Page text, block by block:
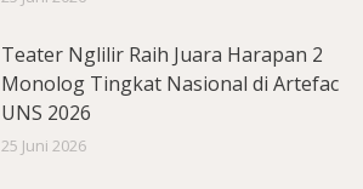
Teater Nglilir Raih Juara Harapan 2
Monolog Tingkat Nasional di Artefac
UNS 2026
25 Juni 2026